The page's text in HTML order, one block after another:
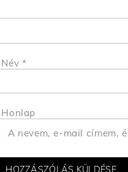
Név *
Honlap
A nevem, e-mail címem,